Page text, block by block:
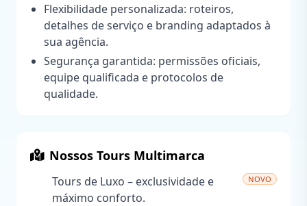
Flexibilidade personalizada: roteiros,
detalhes de serviço e branding adaptados à
sua agência.
Segurança garantida: permissões oficiais,
equipe qualificada e protocolos de
qualidade.
Nossos Tours Multimarca
Tours de Luxo – exclusividade e
máximo conforto.
NOVO